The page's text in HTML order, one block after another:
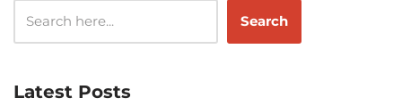
Search
Latest Posts